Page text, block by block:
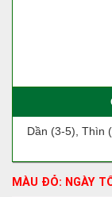
Dần (3-5), Thìn
MÀU ĐỎ: NGÀY